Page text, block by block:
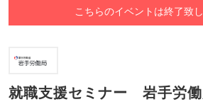
こちらのイベントは終了致し
就職支援セミナー 岩手労